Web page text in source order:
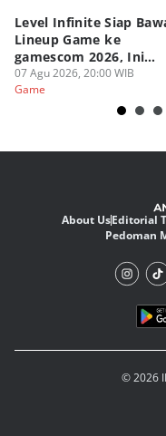
Level Infinite Siap
Lineup Game ke
gamescom 2026, Ini
Judulnya!
07 Agu 2026, 20:00 WIB
Game
About UsEditorial
Pedoman
© 2026